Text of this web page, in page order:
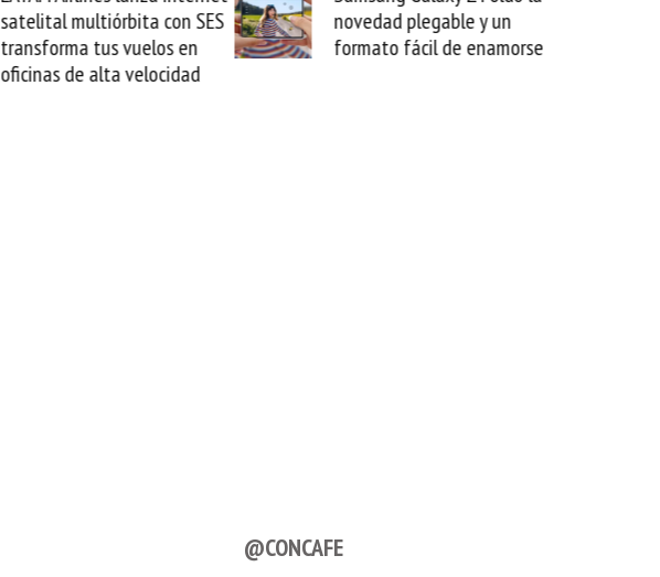
satelital multiórbita con SES
transforma tus vuelos en
oficinas de alta velocidad
novedad plegable y un
formato fácil de enamorse
@CONCAFE